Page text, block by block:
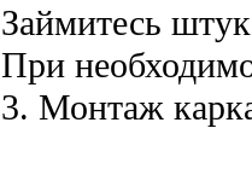
Займитесь
При
3. Монтаж